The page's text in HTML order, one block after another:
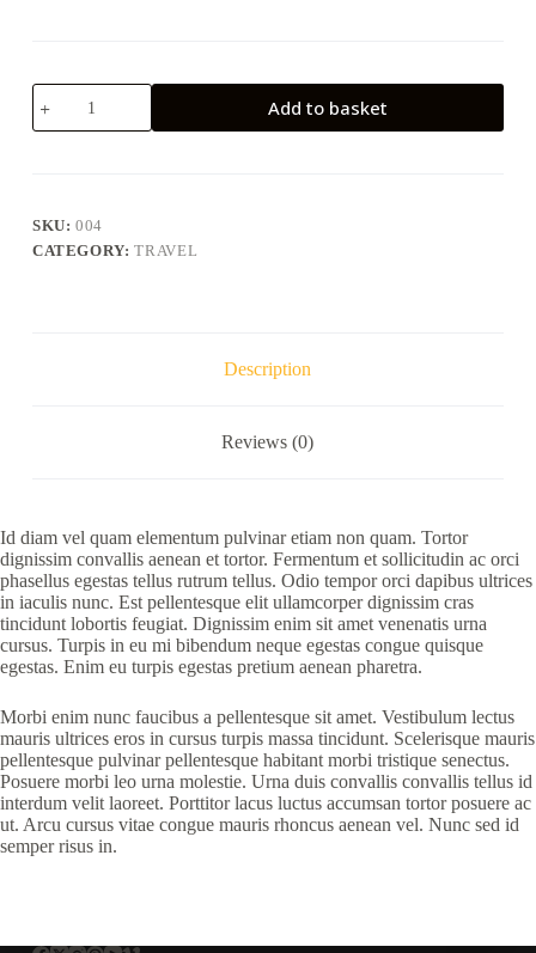
Scelerisque
mauris
pellentesque
Add to basket
SKU:004
CATEGORY:TRAVEL
Description
Reviews (0)
Id diam vel quam elementum pulvinar etiam non quam. Tortor
dignissim convallis aenean et tortor. Fermentum et sollicitudin ac orci
phasellus egestas tellus rutrum tellus. Odio tempor orci dapibus ultrices
in iaculis nunc. Est pellentesque elit ullamcorper dignissim cras
tincidunt lobortis feugiat. Dignissim enim sit amet venenatis urna
cursus. Turpis in eu mi bibendum neque egestas congue quisque
egestas. Enim eu turpis egestas pretium aenean pharetra.
Morbi enim nunc faucibus a pellentesque sit amet. Vestibulum lectus
mauris ultrices eros in cursus turpis massa tincidunt. Scelerisque mauris
pellentesque pulvinar pellentesque habitant morbi tristique senectus.
Posuere morbi leo urna molestie. Urna duis convallis convallis tellus id
interdum velit laoreet. Porttitor lacus luctus accumsan tortor posuere ac
ut. Arcu cursus vitae congue mauris rhoncus aenean vel. Nunc sed id
semper risus in.